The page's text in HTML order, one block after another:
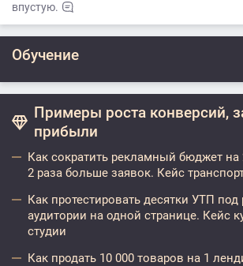
впустую.
Обучение
Примеры роста конверсий,
прибыли
Как сократить рекламный бюджет на
2 раза больше заявок. Кейс
Как протестировать десятки УТП
аудитории на одной странице. Кейс
студии
Как продать 10 000 товаров на 1